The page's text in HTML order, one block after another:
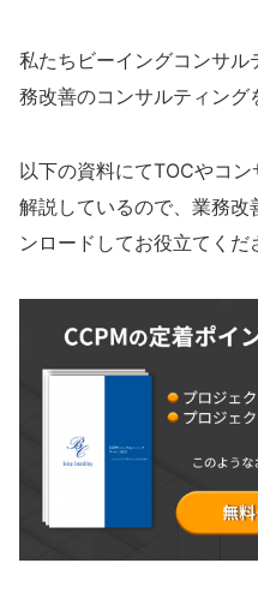
私たちビーイングコンサ
務改善のコンサルティング
以下の資料にてTOCやコ
解説しているので、業務改
ンロードしてお役立てくだ